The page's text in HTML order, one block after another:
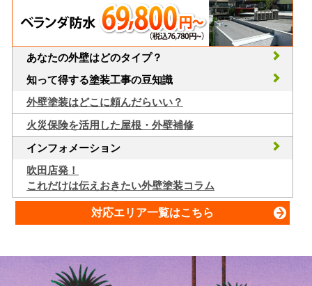
あなたの外壁はどのタイプ？
知って得する塗装工事の豆知識
外壁塗装はどこに頼んだらいい？
火災保険を活用した屋根・外壁補修
インフォメーション
吹田店発！
これだけは伝えおきたい外壁塗装コラム
対応エリア一覧はこちら